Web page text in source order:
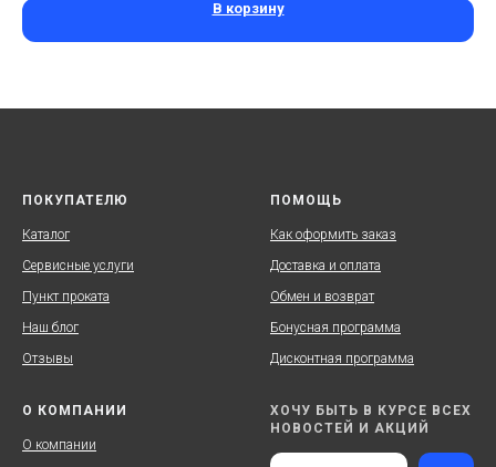
В корзину
ПОКУПАТЕЛЮ
Каталог
Сервисные услуги
Пункт проката
Наш блог
Отзывы
ПОМОЩЬ
Как оформить заказ
Доставка и оплата
Обмен и возврат
Бонусная программа
Дисконтная программа
О КОМПАНИИ
О компании
ХОЧУ БЫТЬ В КУРСЕ ВСЕХ
НОВОСТЕЙ И АКЦИЙ